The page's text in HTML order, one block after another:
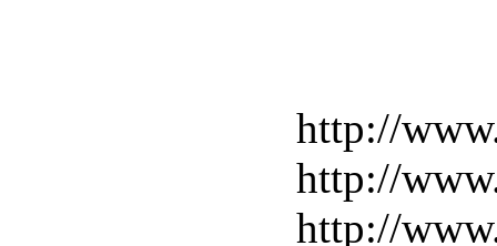
http://
http://
http://